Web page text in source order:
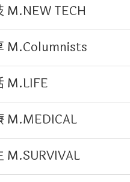
M.NEW TECH
M.Columnists
M.LIFE
M.MEDICAL
M.SURVIVAL